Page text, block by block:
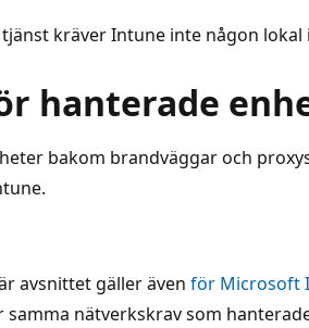
kräver Intune inte någon
hanterade
bakom brandväggar och
avsnittet gäller även för Microsoft
nätverkskrav som